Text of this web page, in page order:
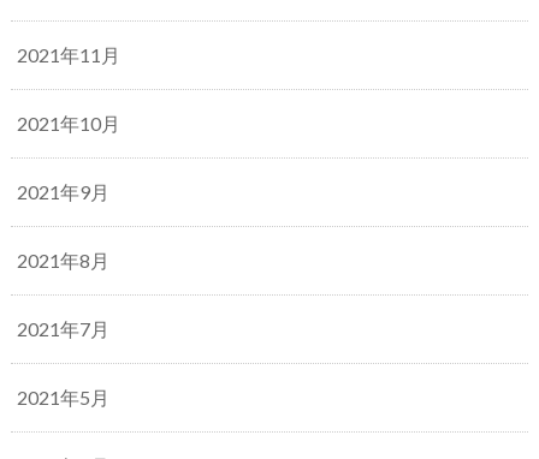
2021年11月
2021年10月
2021年9月
2021年8月
2021年7月
2021年5月